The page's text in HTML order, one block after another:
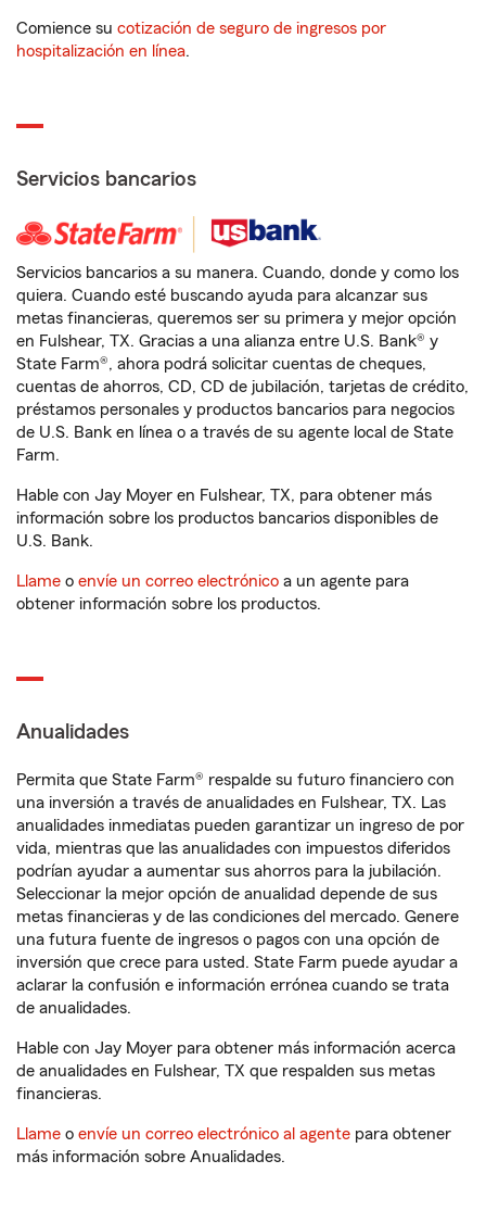
Comience su cotización de seguro de ingresos por
hospitalización en línea.
Servicios bancarios
Servicios bancarios a su manera. Cuando, donde y como los
quiera. Cuando esté buscando ayuda para alcanzar sus
metas financieras, queremos ser su primera y mejor opción
en Fulshear, TX. Gracias a una alianza entre U.S. Bank® y
State Farm®, ahora podrá solicitar cuentas de cheques,
cuentas de ahorros, CD, CD de jubilación, tarjetas de crédito,
préstamos personales y productos bancarios para negocios
de U.S. Bank en línea o a través de su agente local de State
Farm.
Hable con Jay Moyer en Fulshear, TX, para obtener más
información sobre los productos bancarios disponibles de
U.S. Bank.
Llame o envíe un correo electrónico a un agente para
obtener información sobre los productos.
Anualidades
Permita que State Farm® respalde su futuro financiero con
una inversión a través de anualidades en Fulshear, TX. Las
anualidades inmediatas pueden garantizar un ingreso de por
vida, mientras que las anualidades con impuestos diferidos
podrían ayudar a aumentar sus ahorros para la jubilación.
Seleccionar la mejor opción de anualidad depende de sus
metas financieras y de las condiciones del mercado. Genere
una futura fuente de ingresos o pagos con una opción de
inversión que crece para usted. State Farm puede ayudar a
aclarar la confusión e información errónea cuando se trata
de anualidades.
Hable con Jay Moyer para obtener más información acerca
de anualidades en Fulshear, TX que respalden sus metas
financieras.
Llame o envíe un correo electrónico al agente para obtener
más información sobre Anualidades.